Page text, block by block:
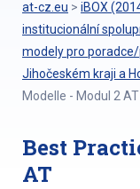
at-cz.eu > iBOX
institucionální
modely pro
Jihočeském kraji a
Modelle - Modul 2 AT
Best
AT